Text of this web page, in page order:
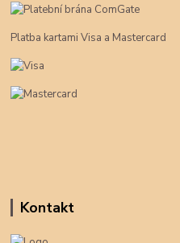
Platba kartami Visa a Mastercard
Kontakt